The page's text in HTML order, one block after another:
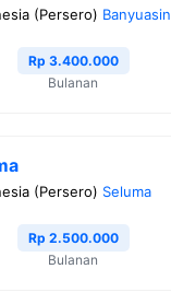
(Persero) Banyuasin
Rp 3.400.000
Bulanan
(Persero) Seluma
Rp 2.500.000
Bulanan